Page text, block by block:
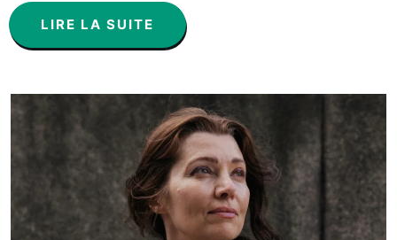
LIRE LA SUITE